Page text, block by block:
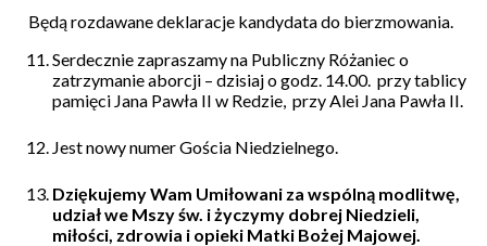
Będą rozdawane deklaracje kandydata do bierzmowania.
Serdecznie zapraszamy na Publiczny Różaniec o
zatrzymanie aborcji – dzisiaj o godz. 14.00. przy tablicy
pamięci Jana Pawła II w Redzie, przy Alei Jana Pawła II.
Jest nowy numer Gościa Niedzielnego.
Dziękujemy Wam Umiłowani za wspólną modlitwę,
udział we Mszy św. i życzymy dobrej Niedzieli,
miłości, zdrowia i opieki Matki Bożej Majowej.